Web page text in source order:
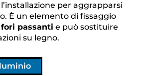
per aggrapparsi
È un elemento di fissaggio
passanti e può sostituire
su legno.